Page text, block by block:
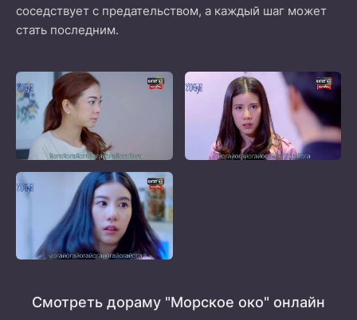
соседствует с предательством, а каждый шаг может
стать последним.
Смотреть дораму "Морское око" онлайн